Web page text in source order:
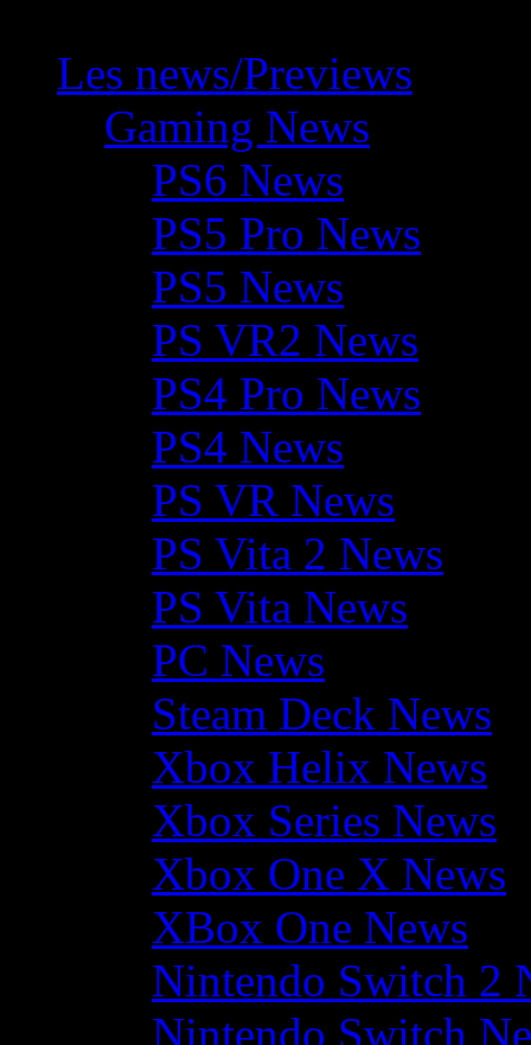
Les news/Previews
Gaming News
PS6 News
PS5 Pro News
PS5 News
PS VR2 News
PS4 Pro News
PS4 News
PS VR News
PS Vita 2 News
PS Vita News
PC News
Steam Deck News
Xbox Helix News
Xbox Series News
Xbox One X News
XBox One News
Nintendo Switch 2
Nintendo Switch